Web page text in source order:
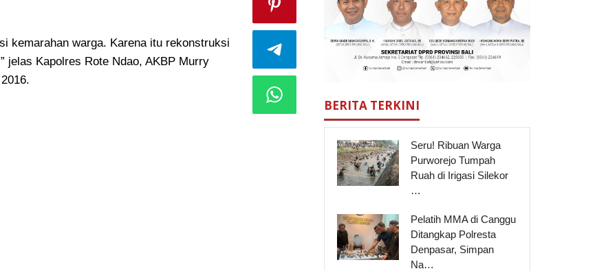
kemarahan warga. Karena itu rekonstruksi
jelas Kapolres Rote Ndao, AKBP Murry
BERITA TERKINI
Seru! Ribuan Warga
Purworejo Tumpah
Ruah di Irigasi Silekor
…
Pelatih MMA di Canggu
Ditangkap Polresta
Denpasar, Simpan
Na…